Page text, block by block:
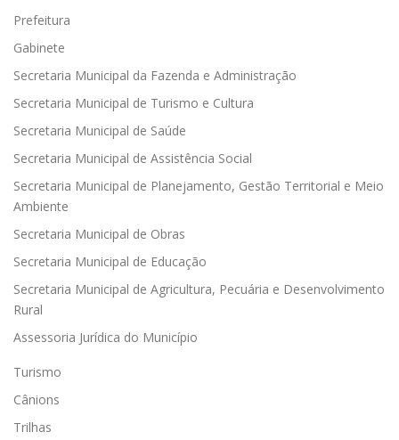
Prefeitura
Gabinete
Secretaria Municipal da Fazenda e Administração
Secretaria Municipal de Turismo e Cultura
Secretaria Municipal de Saúde
Secretaria Municipal de Assistência Social
Secretaria Municipal de Planejamento, Gestão Territorial e Meio
Ambiente
Secretaria Municipal de Obras
Secretaria Municipal de Educação
Secretaria Municipal de Agricultura, Pecuária e Desenvolvimento
Rural
Assessoria Jurídica do Município
Turismo
Cânions
Trilhas